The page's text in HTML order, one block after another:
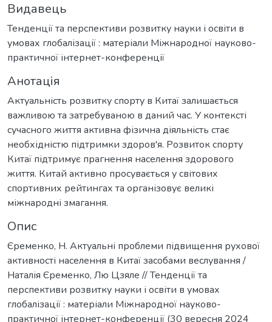
Видавець
Тенденції та перспективи розвитку науки і освіти в
умовах глобалізації : матеріали Міжнародної науково-
практичної інтернет-конференції
Анотація
Актуальність розвитку спорту в Китаї залишається
важливою та затребуваною в даний час. У контексті
сучасного життя активна фізична діяльність стає
необхідністю підтримки здоров'я. Розвиток спорту
Китаї підтримує прагнення населення здорового
життя. Китай активно просувається у світових
спортивних рейтингах та організовує великі
міжнародні змагання.
Опис
Єременко, Н. Актуальні проблеми підвищення рухової
активності населення в Китаї засобами веслування /
Наталія Єременко, Лю Цзяле // Тенденції та
перспективи розвитку науки і освіти в умовах
глобалізації : матеріали Міжнародної науково-
практичної інтернет-конференції (30 вересня 2024